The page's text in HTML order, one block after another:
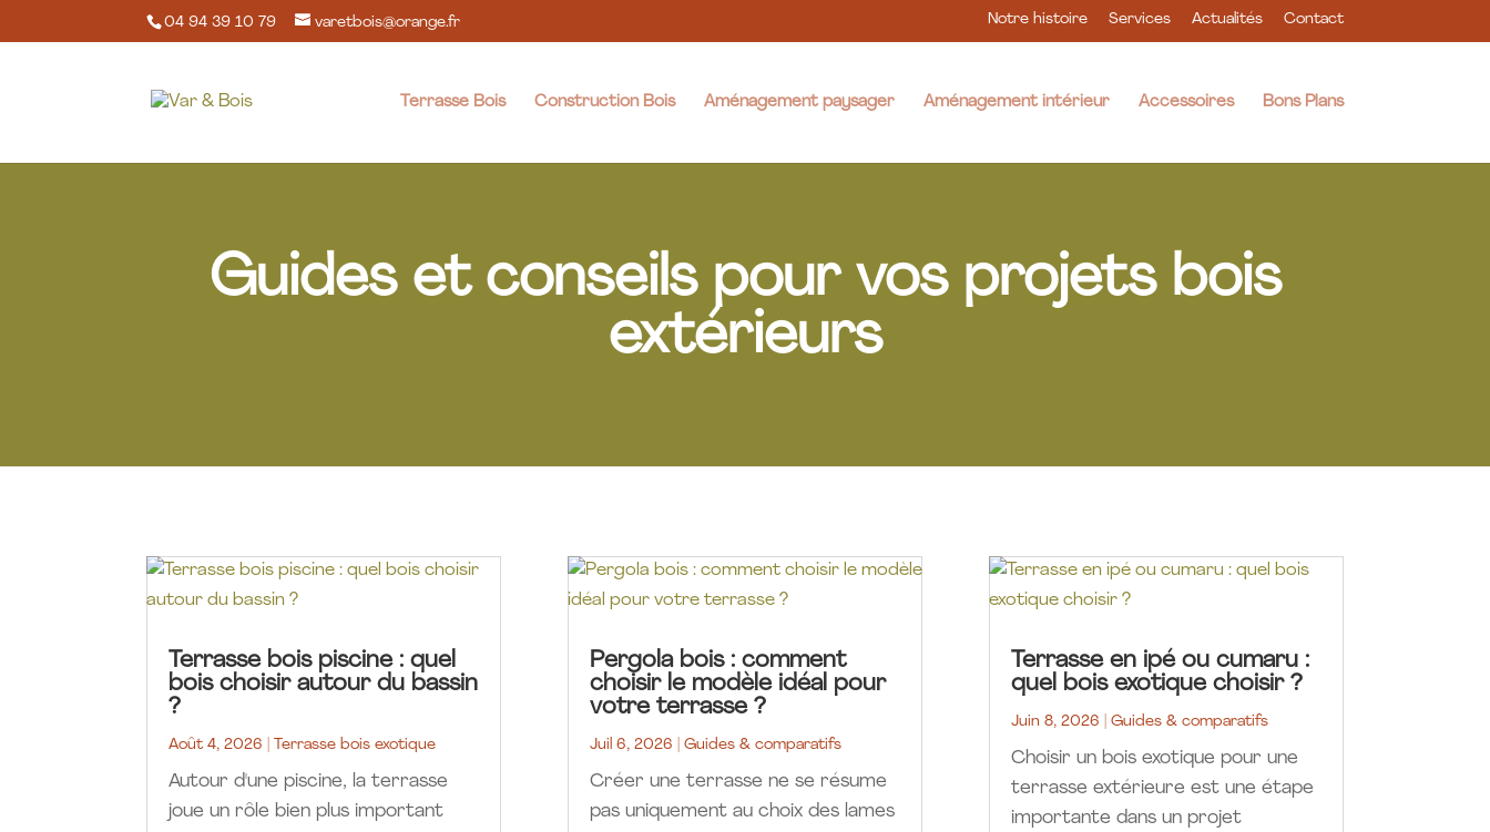
04 94 39 10 79 varetbois@orange.fr Notre histoire Services Actualités Contact
Terrasse Bois Construction Bois Aménagement paysager Aménagement intérieur Accessoires Bons Plans
Guides et conseils pour vos projets bois
extérieurs
Terrasse bois piscine : quel
bois choisir autour du bassin
?
Août 4, 2026 Terrasse bois exotique
Autour d'une piscine, la terrasse
joue un rôle bien plus important
Pergola bois : comment
choisir le modèle idéal pour
votre terrasse ?
Juil 6, 2026 Guides & comparatifs
Créer une terrasse ne se résume
pas uniquement au choix des lames
Terrasse en ipé ou cumaru :
quel bois exotique choisir ?
Juin 8, 2026 Guides & comparatifs
Choisir un bois exotique pour une
terrasse extérieure est une étape
importante dans un projet